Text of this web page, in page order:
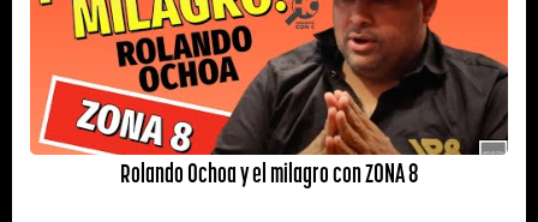
Rolando Ochoa y el milagro con ZONA 8